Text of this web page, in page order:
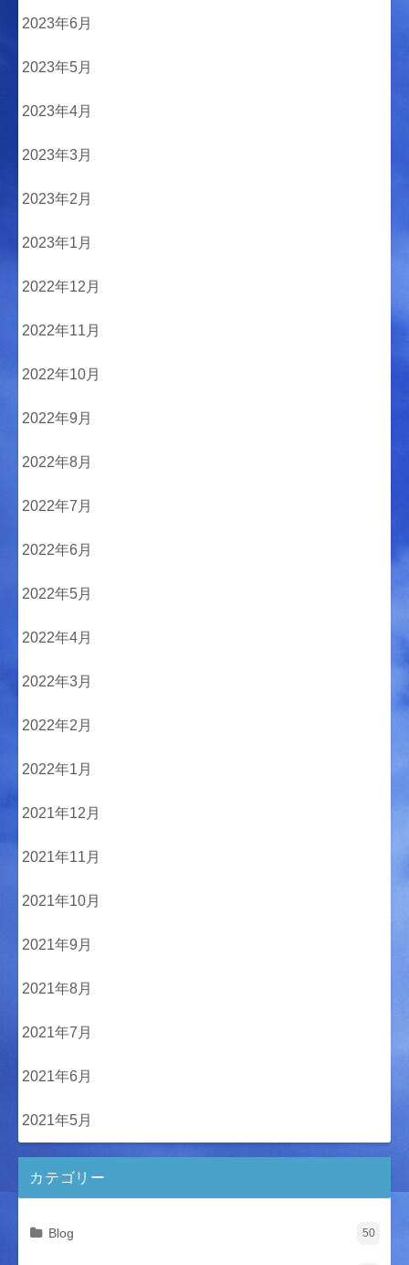
2023年6月
2023年5月
2023年4月
2023年3月
2023年2月
2023年1月
2022年12月
2022年11月
2022年10月
2022年9月
2022年8月
2022年7月
2022年6月
2022年5月
2022年4月
2022年3月
2022年2月
2022年1月
2021年12月
2021年11月
2021年10月
2021年9月
2021年8月
2021年7月
2021年6月
2021年5月
カテゴリー
Blog 50